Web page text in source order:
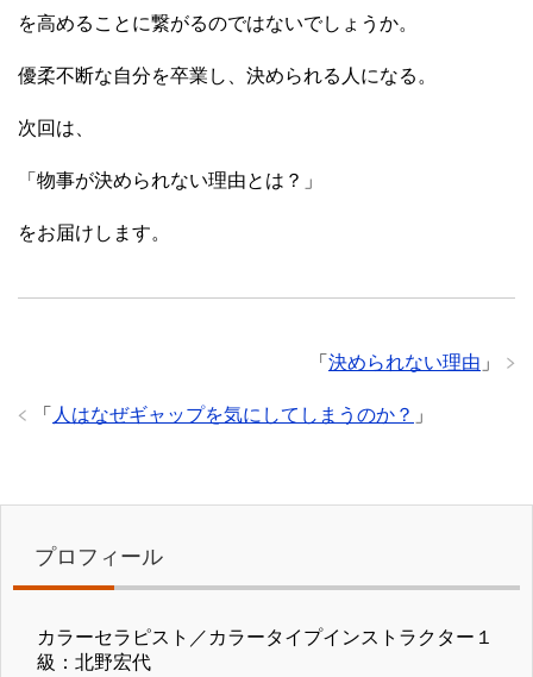
を高めることに繋がるのではないでしょうか。
優柔不断な自分を卒業し、決められる人になる。
次回は、
「物事が決められない理由とは？」
をお届けします。
「 決められない理由 」
「 人はなぜギャップを気にしてしまうのか？ 」
プロフィール
カラーセラピスト／カラータイプインストラクター１
級：北野宏代